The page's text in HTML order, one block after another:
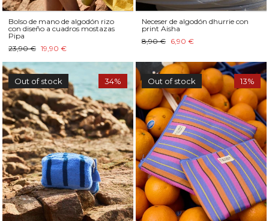
Bolso de mano de algodón rizo
con diseño a cuadros mostazas
Pipa
23,90 € 19,90 €
Neceser de algodón dhurrie con
print Aisha
8,90 € 6,90 €
Out of stock 34% Out of stock 13%